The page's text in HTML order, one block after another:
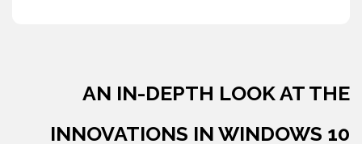
AN IN-DEPTH LOOK AT THE
INNOVATIONS IN WINDOWS 10